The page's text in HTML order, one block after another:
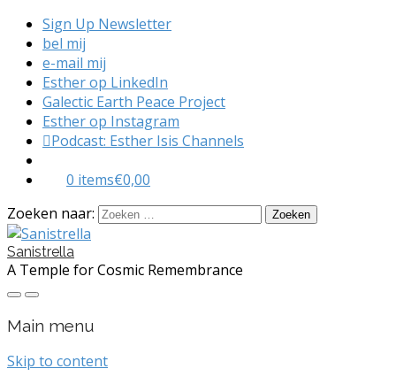
Sign Up Newsletter
bel mij
e-mail mij
Esther op LinkedIn
Galectic Earth Peace Project
Esther op Instagram
Podcast: Esther Isis Channels
0 items€0,00
Zoeken naar:
Sanistrella
A Temple for Cosmic Remembrance
Main menu
Skip to content